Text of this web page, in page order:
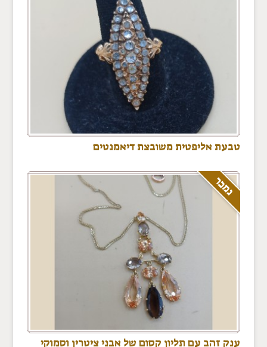
טבעת אליפטית משובצת דיאמנטים
נמכר
ענק זהב עם תליון קסום של אבני ציטרין וסמוקי